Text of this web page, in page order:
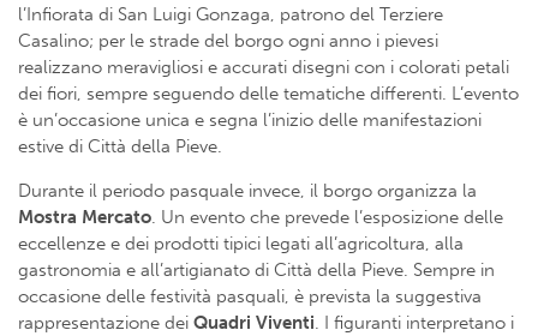
l’Infiorata di San Luigi Gonzaga, patrono del Terziere
Casalino; per le strade del borgo ogni anno i pievesi
realizzano meravigliosi e accurati disegni con i colorati petali
dei fiori, sempre seguendo delle tematiche differenti. L’evento
è un’occasione unica e segna l’inizio delle manifestazioni
estive di Città della Pieve.
Durante il periodo pasquale invece, il borgo organizza la
Mostra Mercato . Un evento che prevede l’esposizione delle
eccellenze e dei prodotti tipici legati all’agricoltura, alla
gastronomia e all’artigianato di Città della Pieve. Sempre in
occasione delle festività pasquali, è prevista la suggestiva
rappresentazione dei Quadri Viventi . I figuranti interpretano i